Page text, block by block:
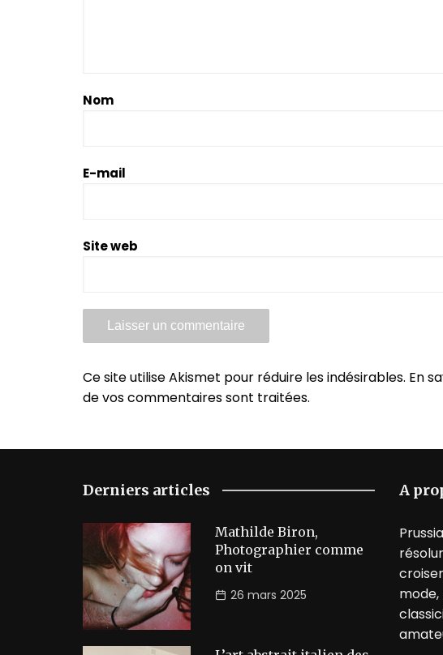
Nom
E-mail
Site web
Ce site utilise Akismet pour réduire les indésirables. En
de vos commentaires sont traitées.
Derniers articles
Mathilde Biron,
Photographier comme
on vit
26 mars 2025
A